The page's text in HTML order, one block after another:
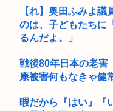
【れ】奥田ふみよ
のは、子どもたちに
るんだよ。」
戦後80年日本の老
康被害何もなきゃ健
暇だから『はい』『